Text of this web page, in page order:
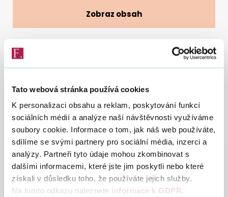
Tato webová stránka používá cookies
K personalizaci obsahu a reklam, poskytování funkcí
sociálních médií a analýze naší návštěvnosti využíváme
soubory cookie. Informace o tom, jak náš web používáte,
sdílíme se svými partnery pro sociální média, inzerci a
analýzy. Partneři tyto údaje mohou zkombinovat s
dalšími informacemi, které jste jim poskytli nebo které
získali v důsledku toho, že používáte jejich služby.
Na tomto odkazu naleznete informace k GDPR.
15. 4. 2021
Informační leták pro poplatníky daně z nemovitých
věcí ohledně zpřístupnění hromadného předpisného
seznamu na daň z nemovitých věcí v roce 2021
Informace ke
zpřístupnění
hromadného
Zobraz obsah